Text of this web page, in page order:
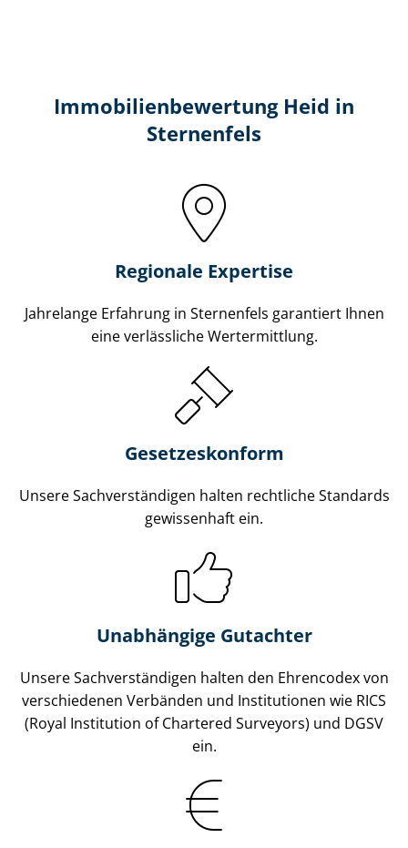
Immobilien­bewertung Heid in
Sternenfels
Regionale Expertise
Jahrelange Erfahrung in Sternenfels garantiert Ihnen
eine verlässliche Wertermittlung.
Gesetzes­konform
Unsere Sach­ver­stän­di­gen halten rechtliche Standards
gewissenhaft ein.
Unabhängige Gutachter
Unsere Sach­ver­stän­di­gen halten den Ehrencodex von
verschiedenen Verbänden und Institutionen wie RICS
(Royal Institution of Chartered Surveyors) und DGSV
ein.